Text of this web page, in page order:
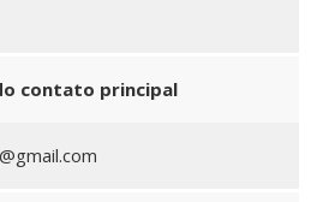
contato principal